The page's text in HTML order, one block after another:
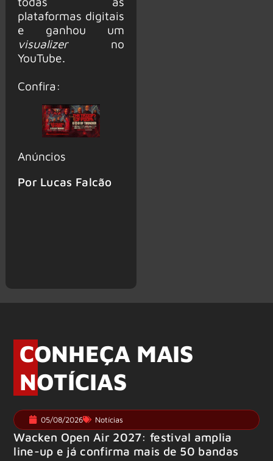
plataformas digitais
e ganhou um
visualizerno
YouTube.
Confira:
Anúncios
Por Lucas Falcão
CONHEÇA MAIS
NOTÍCIAS
05/08/2026 Notícias
Wacken Open Air 2027: festival amplia
line-up e já confirma mais de 50 bandas